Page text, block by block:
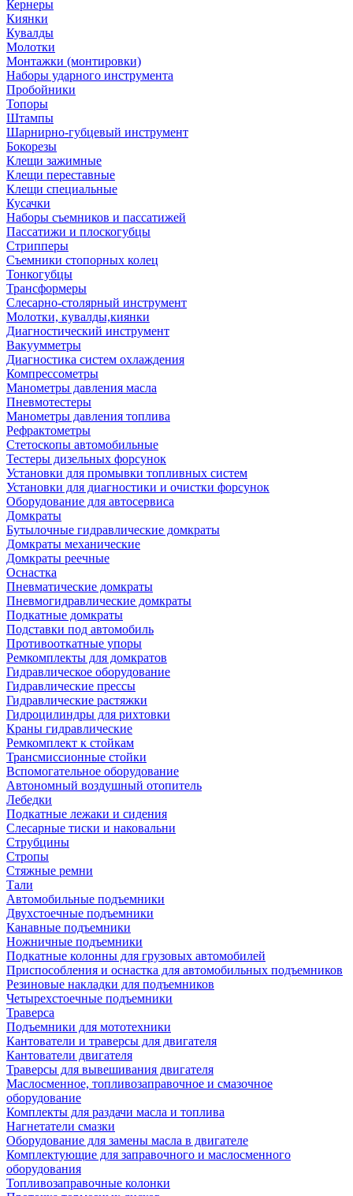
Кернеры
Киянки
Кувалды
Молотки
Монтажки (монтировки)
Наборы ударного инструмента
Пробойники
Топоры
Штампы
Шарнирно-губцевый инструмент
Бокорезы
Клещи зажимные
Клещи переставные
Клещи специальные
Кусачки
Наборы съемников и пассатижей
Пассатижи и плоскогубцы
Стрипперы
Съемники стопорных колец
Тонкогубцы
Трансформеры
Слесарно-столярный инструмент
Молотки, кувалды,киянки
Диагностический инструмент
Вакуумметры
Диагностика систем охлаждения
Компрессометры
Манометры давления масла
Пневмотестеры
Манометры давления топлива
Рефрактометры
Стетоскопы автомобильные
Тестеры дизельных форсунок
Установки для промывки топливных систем
Установки для диагностики и очистки форсунок
Оборудование для автосервиса
Домкраты
Бутылочные гидравлические домкраты
Домкраты механические
Домкраты реечные
Оснастка
Пневматические домкраты
Пневмогидравлические домкраты
Подкатные домкраты
Подставки под автомобиль
Противооткатные упоры
Ремкомплекты для домкратов
Гидравлическое оборудование
Гидравлические прессы
Гидравлические растяжки
Гидроцилиндры для рихтовки
Краны гидравлические
Ремкомплект к стойкам
Трансмиссионные стойки
Вспомогательное оборудование
Автономный воздушный отопитель
Лебедки
Подкатные лежаки и сидения
Слесарные тиски и наковальни
Струбцины
Стропы
Стяжные ремни
Тали
Автомобильные подъемники
Двухстоечные подъемники
Канавные подъемники
Ножничные подъемники
Подкатные колонны для грузовых автомобилей
Приспособления и оснастка для автомобильных подъемников
Резиновые накладки для подъемников
Четырехстоечные подъемники
Траверса
Подъемники для мототехники
Кантователи и траверсы для двигателя
Кантователи двигателя
Траверсы для вывешивания двигателя
Маслосменное, топливозаправочное и смазочное
оборудование
Комплекты для раздачи масла и топлива
Нагнетатели смазки
Оборудование для замены масла в двигателе
Комплектующие для заправочного и маслосменного
оборудования
Топливозаправочные колонки